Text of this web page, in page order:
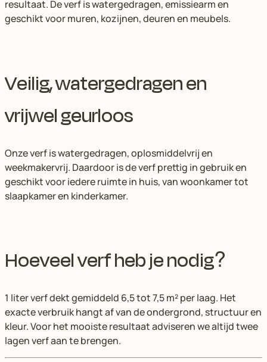
resultaat. De verf is watergedragen, emissiearm en
geschikt voor muren, kozijnen, deuren en meubels.
Veilig, watergedragen en
vrijwel geurloos
Onze verf is watergedragen, oplosmiddelvrij en
weekmakervrij. Daardoor is de verf prettig in gebruik en
geschikt voor iedere ruimte in huis, van woonkamer tot
slaapkamer en kinderkamer.
Hoeveel verf heb je nodig?
1 liter verf dekt gemiddeld 6,5 tot 7,5 m² per laag. Het
exacte verbruik hangt af van de ondergrond, structuur en
kleur. Voor het mooiste resultaat adviseren we altijd twee
lagen verf aan te brengen.